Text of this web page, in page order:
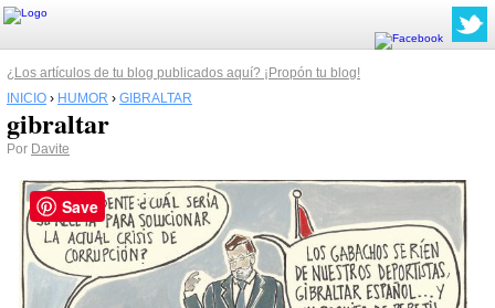
¿Los artículos de tu blog publicados aquí? ¡Propón tu blog!
INICIO › HUMOR › GIBRALTAR
gibraltar
Por Davite
Save